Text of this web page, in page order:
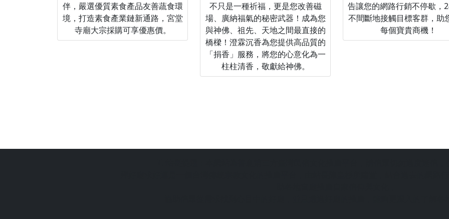
伴，嚴選優質素食產品友善蔬食環
境，打造素食產業鏈新通路，宮堂
寺廟大宗採購可享優惠價。
不只是一種祈福，更是您改善磁
場、廣納福氣的秘密武器！成為您
與神佛、祖先、天地之間最直接的
橋樑！澄霖沉香為您提供高品質的
「捐香」服務，將您的心意化為一
柱柱清香，敬獻給神佛。
告讓您的網路行銷不停歇，
不間斷地接觸目標客群，助
每個寶貴商機！